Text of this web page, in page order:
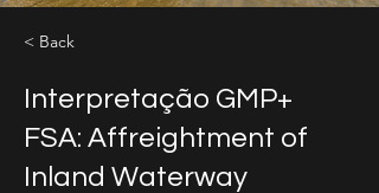
< Back
Interpretação GMP+
FSA: Affreightment of
Inland Waterway